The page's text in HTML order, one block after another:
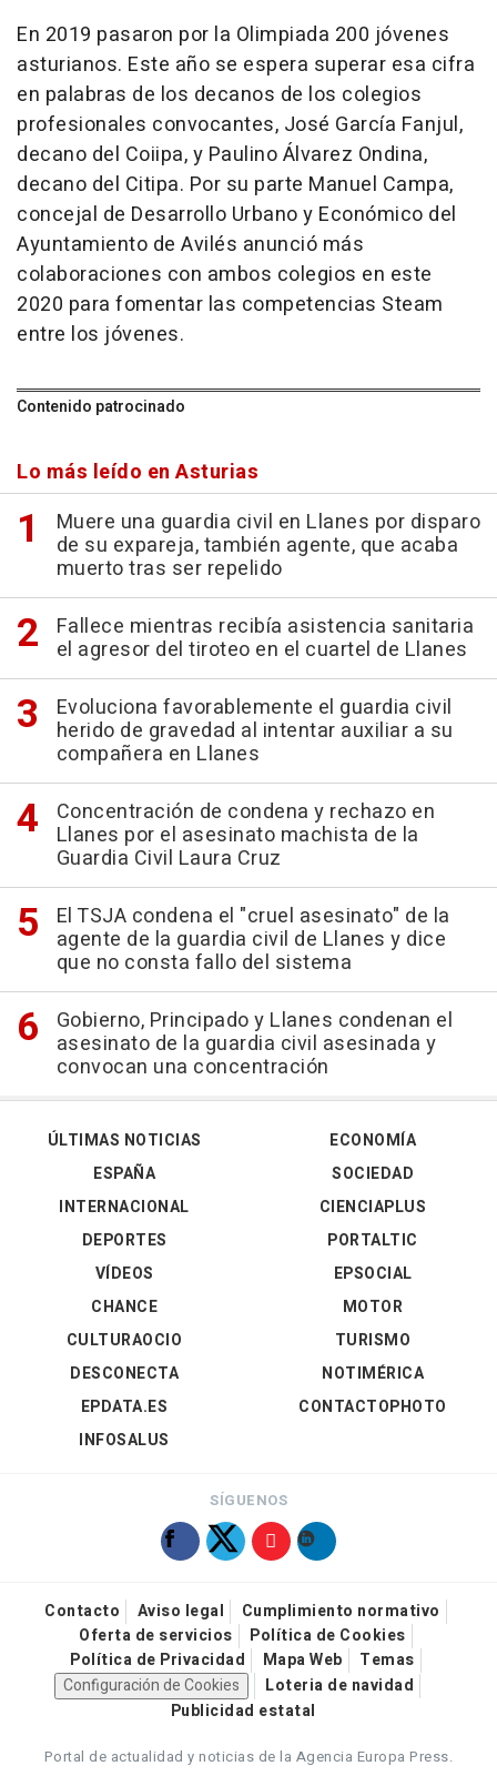
En 2019 pasaron por la Olimpiada 200 jóvenes
asturianos. Este año se espera superar esa cifra
en palabras de los decanos de los colegios
profesionales convocantes, José García Fanjul,
decano del Coiipa, y Paulino Álvarez Ondina,
decano del Citipa. Por su parte Manuel Campa,
concejal de Desarrollo Urbano y Económico del
Ayuntamiento de Avilés anunció más
colaboraciones con ambos colegios en este
2020 para fomentar las competencias Steam
entre los jóvenes.
Contenido patrocinado
Lo más leído en Asturias
Muere una guardia civil en Llanes por disparo
de su expareja, también agente, que acaba
muerto tras ser repelido
Fallece mientras recibía asistencia sanitaria
el agresor del tiroteo en el cuartel de Llanes
Evoluciona favorablemente el guardia civil
herido de gravedad al intentar auxiliar a su
compañera en Llanes
Concentración de condena y rechazo en
Llanes por el asesinato machista de la
Guardia Civil Laura Cruz
El TSJA condena el "cruel asesinato" de la
agente de la guardia civil de Llanes y dice
que no consta fallo del sistema
Gobierno, Principado y Llanes condenan el
asesinato de la guardia civil asesinada y
convocan una concentración
ÚLTIMAS NOTICIAS
ESPAÑA
INTERNACIONAL
DEPORTES
VÍDEOS
ECONOMÍA
SOCIEDAD
CIENCIAPLUS
PORTALTIC
EPSOCIAL
CHANCE
CULTURAOCIO
DESCONECTA
EPDATA.ES
INFOSALUS
MOTOR
TURISMO
NOTIMÉRICA
CONTACTOPHOTO
SÍGUENOS
Contacto Aviso legal
Cumplimiento normativo
Oferta de servicios
Política de Cookies
Política de Privacidad
Mapa Web
Temas
Configuración de Cookies
Loteria de navidad
Publicidad estatal
Portal de actualidad y noticias de la Agencia Europa Press.